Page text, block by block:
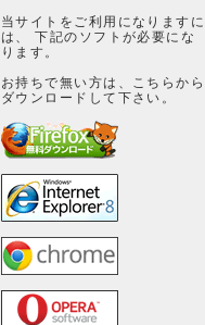
当サイトをご利用になりますに
は、 下記のソフトが必要にな
ります。
お持ちで無い方は、こちらから
ダウンロードして下さい。